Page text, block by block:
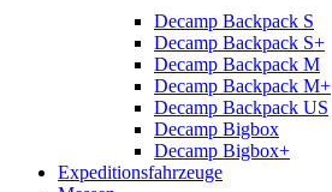
Decamp Backpack S
Decamp Backpack S+
Decamp Backpack M
Decamp Backpack M+
Decamp Backpack US
Decamp Bigbox
Decamp Bigbox+
Expeditionsfahrzeuge